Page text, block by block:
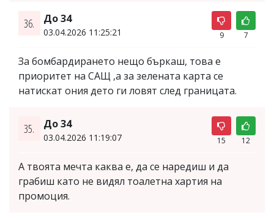
36. До 34
03.04.2026 11:25:21 9 7
За бомбардирането нещо бъркаш, това е
приоритет на САЩ ,а за зелената карта се
натискат ония дето ги ловят след границата.
35. До 34
03.04.2026 11:19:07 15 12
А твоята мечта каква е, да се наредиш и да
грабиш като не видял тоалетна хартия на
промоция.